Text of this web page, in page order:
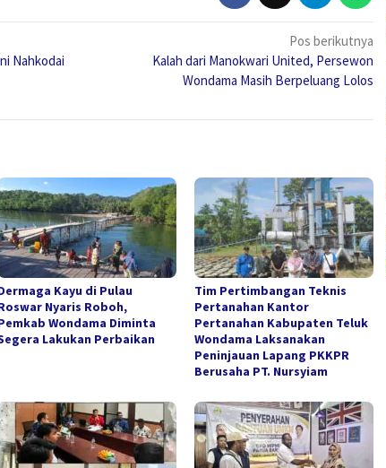
Nahkodai
Pos berikutnya
Kalah dari Manokwari United, Persewon
Wondama Masih Berpeluang Lolos
Kayu di Pulau
Nyaris Roboh,
Wondama Diminta
Lakukan Perbaikan
Tim Pertimbangan Teknis
Pertanahan Kantor
Pertanahan Kabupaten Teluk
Wondama Laksanakan
Peninjauan Lapang PKKPR
Berusaha PT. Nursyiam